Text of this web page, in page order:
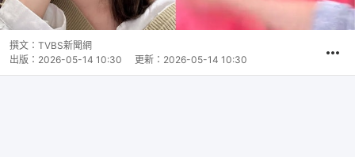
撰文： TVBS新聞網
出版： 2026-05-14 10:30 更新： 2026-05-14 10:30